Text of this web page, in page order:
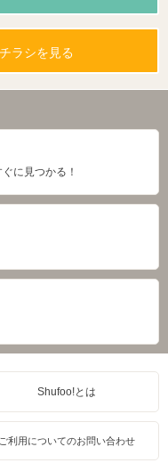
ラシを見る
に見つかる！
Shufoo!とは
ご利用についてのお問い合わせ